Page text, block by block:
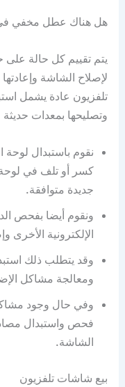
هل هناك عطل مخفي في
يتم تقييم كل حالة على
لإصلاح الشاشة
تلفزيون عادة يشمل
وتصليحها بمعدات حديثة
نقوم باستبدال
كسر أو تلف في لوحة
جديدة متوافقة.
ونقوم أيضا بفحص
الإلكترونية الأخرى
وقد يتطلب ذلك
ومعالجة مشاكل
وفي حال وجود
فحص واستبدال
الشاشة.
بيع شاشات تلفزيون